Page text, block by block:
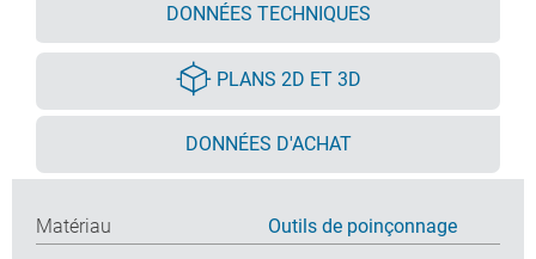
DONNÉES TECHNIQUES
PLANS 2D ET 3D
DONNÉES D'ACHAT
Matériau Outils de poinçonnage